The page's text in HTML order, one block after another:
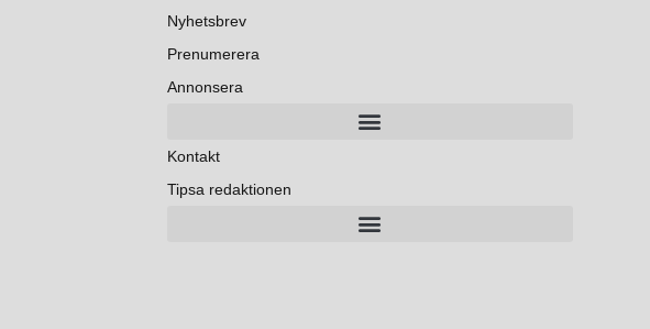
Nyhetsbrev
Prenumerera
Annonsera
Kontakt
Tipsa redaktionen